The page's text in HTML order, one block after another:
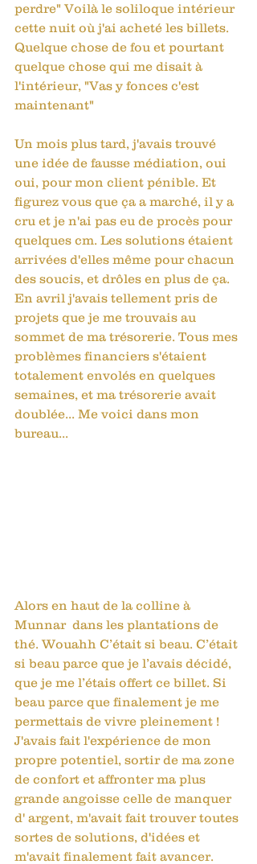
perdre" Voilà le soliloque intérieur
cette nuit où j'ai acheté les billets.
Quelque chose de fou et pourtant
quelque chose qui me disait à
l'intérieur, "Vas y fonces c'est
maintenant"
Un mois plus tard, j'avais trouvé
une idée de fausse médiation, oui
oui, pour mon client pénible. Et
figurez vous que ça a marché, il y a
cru et je n'ai pas eu de procès pour
quelques cm. Les solutions étaient
arrivées d'elles même pour chacun
des soucis, et drôles en plus de ça.
En avril j'avais tellement pris de
projets que je me trouvais au
sommet de ma trésorerie. Tous mes
problèmes financiers s'étaient
totalement envolés en quelques
semaines, et ma trésorerie avait
doublée... Me voici dans mon
bureau...
Alors en haut de la colline à
Munnar  dans les plantations de
thé. Wouahh C’était si beau. C’était
si beau parce que je l’avais décidé,
que je me l’étais offert ce billet. Si
beau parce que finalement je me
permettais de vivre pleinement !
J'avais fait l'expérience de mon
propre potentiel, sortir de ma zone
de confort et affronter ma plus
grande angoisse celle de manquer
d' argent, m'avait fait trouver toutes
sortes de solutions, d'idées et
m'avait finalement fait avancer.